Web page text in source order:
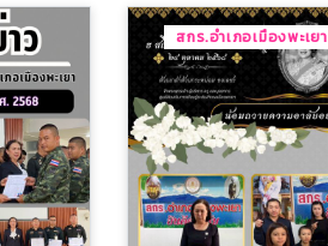
สกร.อำเภอเมืองพะเยา